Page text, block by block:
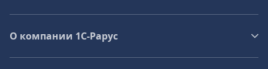
О компании 1C-Рарус